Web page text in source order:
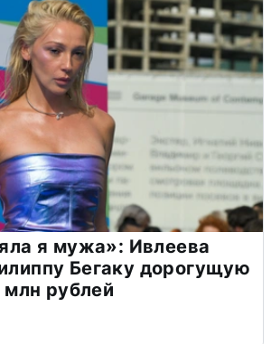
я мужа»: Ивлеева
Бегаку дорогущую
млн рублей